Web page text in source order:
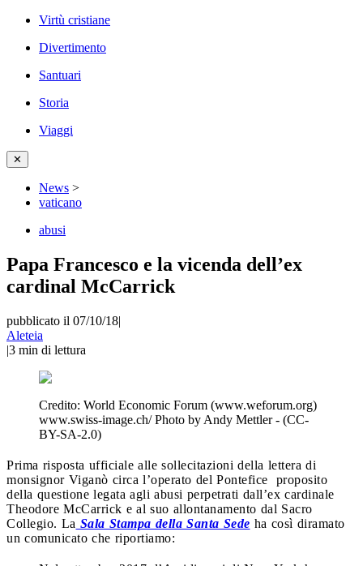
Virtù cristiane
Divertimento
Santuari
Storia
Viaggi
✕
News >
vaticano
abusi
Papa Francesco e la vicenda dell’ex
cardinal McCarrick
pubblicato il 07/10/18|
Aleteia
|3 min di lettura
Credito: World Economic Forum (www.weforum.org)
www.swiss-image.ch/ Photo by Andy Mettler - (CC-
BY-SA-2.0)
Prima risposta ufficiale alle sollecitazioni della lettera di
monsignor Viganò circa l’operato del Pontefice proposito
della questione legata agli abusi perpetrati dall’ex cardinale
Theodore McCarrick e al suo allontanamento dal Sacro
Collegio. La Sala Stampa della Santa Sede ha così diramato
un comunicato che riportiamo: